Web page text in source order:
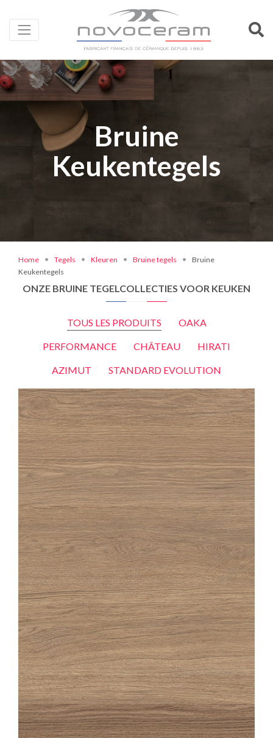
Bruine
Keukentegels
Home Tegels Kleuren Bruine tegels
Bruine
Keukentegels
ONZE BRUINE TEGELCOLLECTIES VOOR KEUKEN
TOUS LES PRODUITS OAKA
PERFORMANCE CHÂTEAU HIRATI
AZIMUT STANDARD EVOLUTION
OAKA
MIEL
20X180 20X120
OAKA
MIEL GESTRUCTUREERDE ANTI-SLIP
20X120